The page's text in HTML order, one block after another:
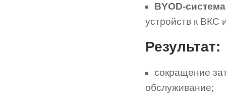
BYOD-
устройств к ВКС
Результат:
сокращение
обслуживание;